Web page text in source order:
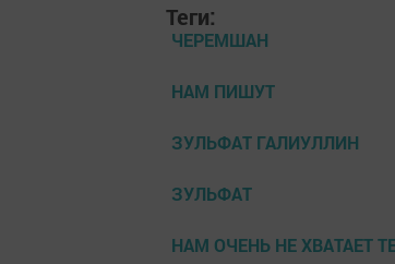
Теги:
ЧЕРЕМШАН
НАМ ПИШУТ
ЗУЛЬФАТ ГАЛИУЛЛИН
ЗУЛЬФАТ
НАМ ОЧЕНЬ НЕ ХВАТАЕТ